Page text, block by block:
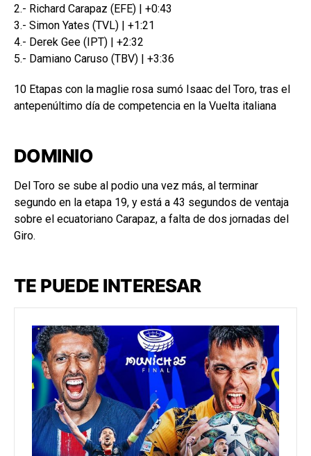
2.- Richard Carapaz (EFE) | +0:43
3.- Simon Yates (TVL) | +1:21
4.- Derek Gee (IPT) | +2:32
5.- Damiano Caruso (TBV) | +3:36
10 Etapas con la maglie rosa sumó Isaac del Toro, tras el
antepenúltimo día de competencia en la Vuelta italiana
DOMINIO
Del Toro se sube al podio una vez más, al terminar
segundo en la etapa 19, y está a 43 segundos de ventaja
sobre el ecuatoriano Carapaz, a falta de dos jornadas del
Giro.
TE PUEDE INTERESAR